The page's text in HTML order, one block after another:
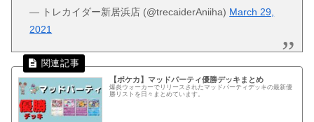
— トレカイダー新居浜店 (@trecaiderAniiha) March 29,
2021
【ポケカ】マッドパーティ優勝デッキまとめ
爆炎ウォーカーでリリースされたマッドパーティデッキの最新優
勝リストを日々まとめています。